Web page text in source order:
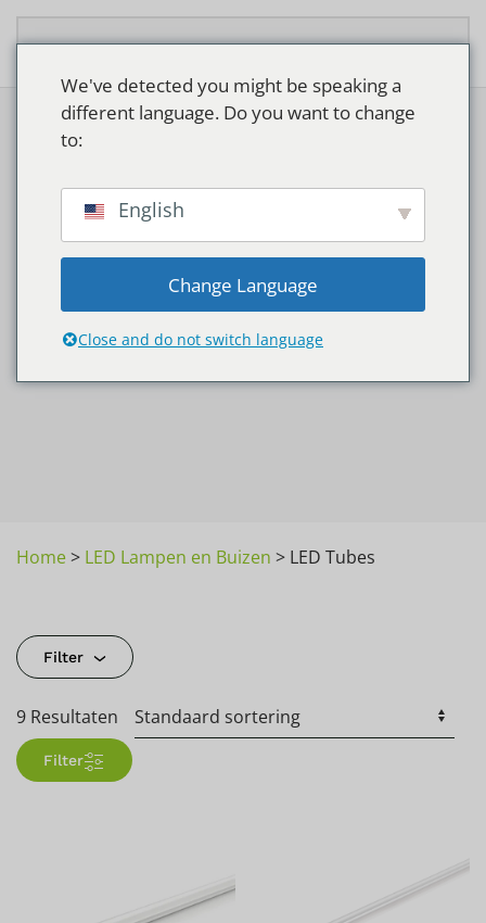
LED TUBES
Home> LED Lampen en Buizen > LED Tubes
Filter
9 Resultaten
Filter
We've detected you might be speaking a
different language. Do you want to change
to:
English
Change Language
Close and do not switch language